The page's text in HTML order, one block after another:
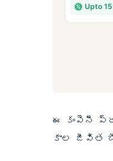
Upto
ఈ కంపెనీ
కాల జీవిత